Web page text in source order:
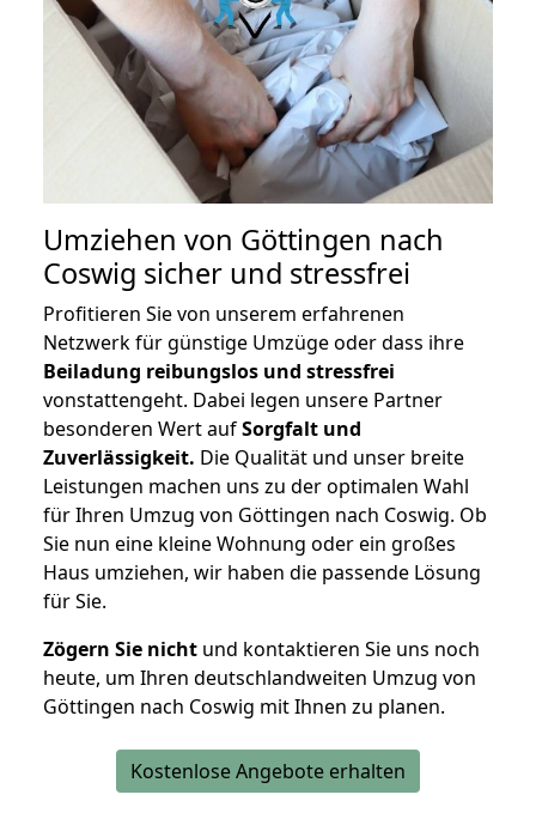
Umziehen von Göttingen nach
Coswig sicher und stressfrei
Profitieren Sie von unserem erfahrenen
Netzwerk für günstige Umzüge oder dass ihre
Beiladung reibungslos und stressfrei
vonstattengeht. Dabei legen unsere Partner
besonderen Wert aufSorgfalt und
Zuverlässigkeit. Die Qualität und unser breite
Leistungen machen uns zu der optimalen Wahl
für Ihren Umzug von Göttingen nach Coswig. Ob
Sie nun eine kleine Wohnung oder ein großes
Haus umziehen, wir haben die passende Lösung
für Sie.
Zögern Sie nicht und kontaktieren Sie uns noch
heute, um Ihren deutschlandweiten Umzug von
Göttingen nach Coswig mit Ihnen zu planen.
Kostenlose Angebote erhalten